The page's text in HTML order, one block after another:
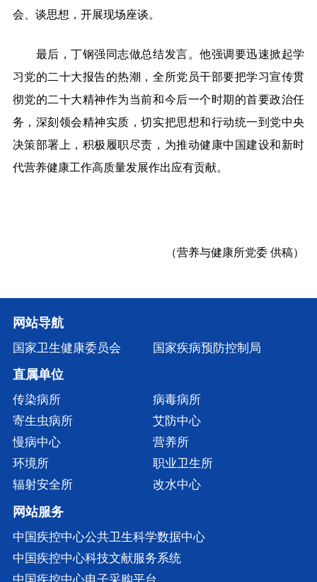
会、谈思想，开展现场座谈。
最后，丁钢强同志做总结发言。他强调要迅速掀起学
习党的二十大报告的热潮，全所党员干部要把学习宣传贯
彻党的二十大精神作为当前和今后一个时期的首要政治任
务，深刻领会精神实质，切实把思想和行动统一到党中央
决策部署上，积极履职尽责，为推动健康中国建设和新时
代营养健康工作高质量发展作出应有贡献。
（营养与健康所党委供稿）
网站导航
国家卫生健康委员会 国家疾病预防控制局
直属单位
传染病所
病毒病所
寄生虫病所
艾防中心
慢病中心
营养所
环境所
职业卫生所
辐射安全所
改水中心
网站服务
中国疾控中心公共卫生科学数据中心
中国疾控中心科技文献服务系统